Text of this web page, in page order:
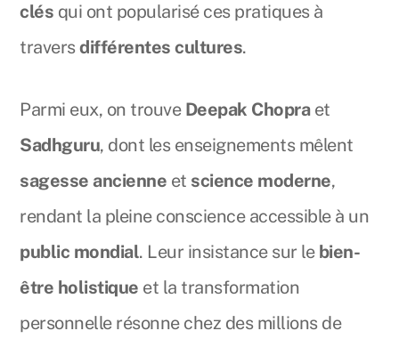
clés qui ont popularisé ces pratiques à
traversdifférentes cultures.
Parmi eux, on trouve Deepak Chopraet
Sadhguru, dont les enseignements mêlent
sagesse ancienne et science moderne,
rendant la pleine conscience accessible à un
public mondial. Leur insistance sur le bien-
être holistique et la transformation
personnelle résonne chez des millions de